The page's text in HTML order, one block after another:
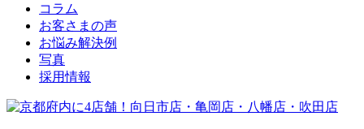
コラム
お客さまの声
お悩み解決例
写真
採用情報